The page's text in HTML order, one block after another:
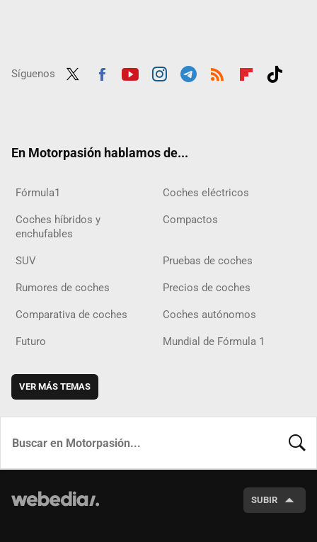
Síguenos
En Motorpasión hablamos de...
Fórmula1 Coches eléctricos
Coches híbridos y
enchufables
Compactos
SUV Pruebas de coches
Rumores de coches Precios de coches
Comparativa de coches Coches autónomos
Futuro Mundial de Fórmula 1
VER MÁS TEMAS
SUBIR